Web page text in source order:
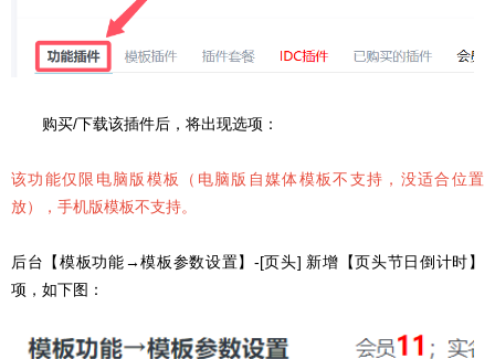
购买/下载该插件后，将出现选项：
该功能仅限电脑版模板（电脑版自媒体模板不支持，没适合位置
放），手机版模板不支持。
后台【模板功能→模板参数设置】-[页头] 新增【页头节日倒计时】
项，如下图：